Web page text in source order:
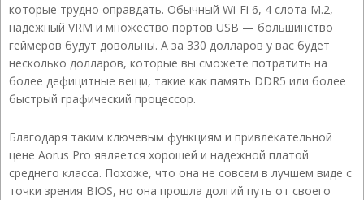
которые трудно оправдать. Обычный Wi-Fi 6, 4 слота M.2,
надежный VRM и множество портов USB — большинство
геймеров будут довольны. А за 330 долларов у вас будет
несколько долларов, которые вы сможете потратить на
более дефицитные вещи, такие как память DDR5 или более
быстрый графический процессор.
Благодаря таким ключевым функциям и привлекательной
цене Aorus Pro является хорошей и надежной платой
среднего класса. Похоже, что она не совсем в лучшем виде с
точки зрения BIOS, но она прошла долгий путь от своего